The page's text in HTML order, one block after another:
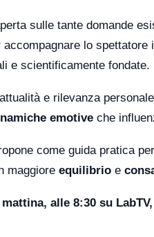
sulle tante domande
lo
e scientificamente fondate.
e rilevanza
emotive che
come guida pratica
maggiore equilibrio e
alle 8:30 su